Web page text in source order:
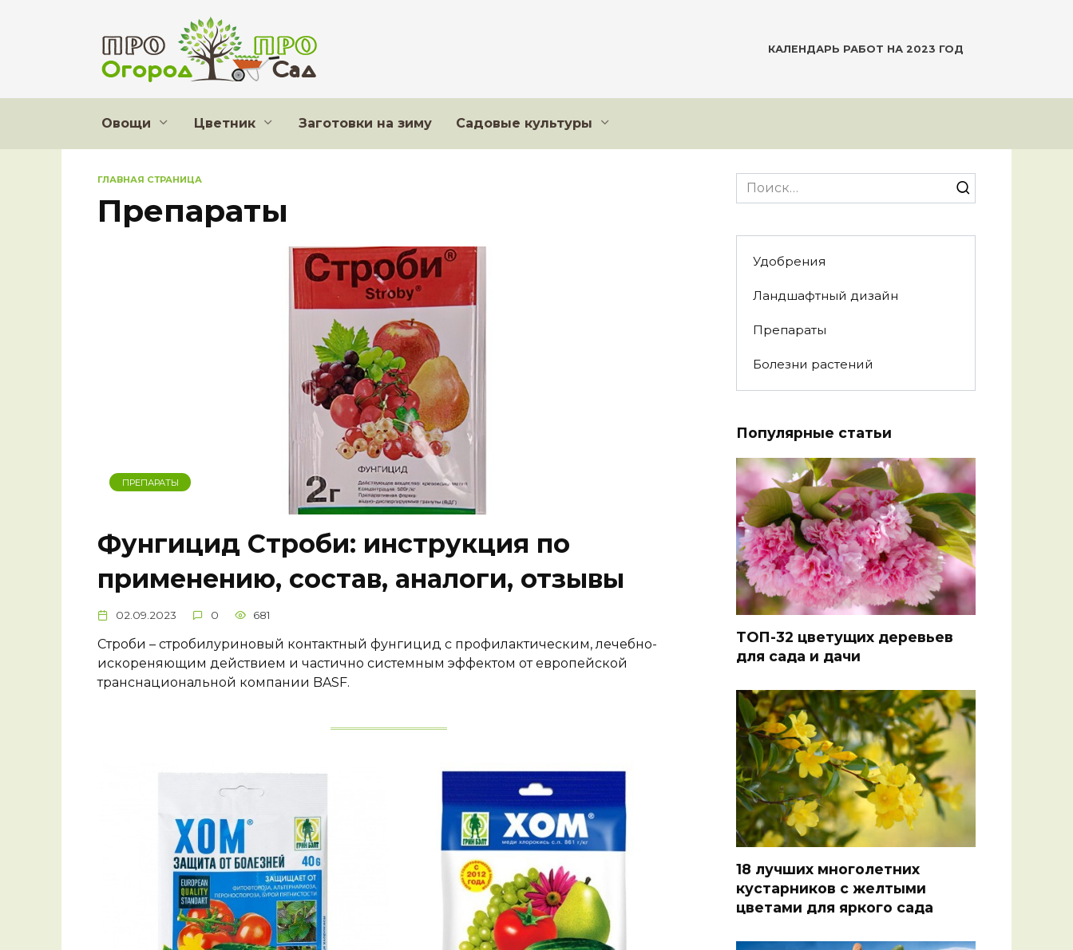
КАЛЕНДАРЬ РАБОТ НА 2023 ГОД
Овощи Цветник Заготовки на зиму Садовые культуры
ГЛАВНАЯ СТРАНИЦА
Препараты
ПРЕПАРАТЫ
Фунгицид Строби: инструкция по
применению, состав, аналоги, отзывы
02.09.2023 0 681
Строби – стробилуриновый контактный фунгицид с профилактическим, лечебно-
искореняющим действием и частично системным эффектом от европейской
транснациональной компании BASF.
Search
for:
Удобрения
Ландшафтный дизайн
Препараты
Болезни растений
Популярные статьи
ТОП-32 цветущих деревьев
для сада и дачи
18 лучших многолетних
кустарников с желтыми
цветами для яркого сада